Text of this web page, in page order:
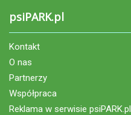
psiPARK.pl
Kontakt
O nas
Partnerzy
Współpraca
Reklama w serwisie psiPARK.pl